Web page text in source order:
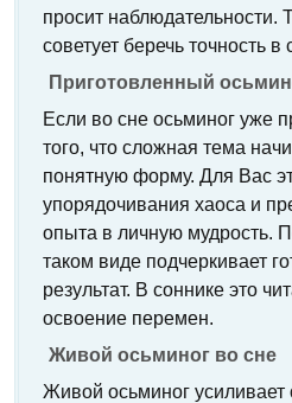
просит наблюдательности.
советует беречь точность
Приготовленный
Если во сне осьминог уже
того, что сложная тема
понятную форму. Для Вас
упорядочивания хаоса и
опыта в личную мудрость.
таком виде подчеркивает
результат. В соннике это
освоение перемен.
Живой осьминог во сне
Живой осьминог